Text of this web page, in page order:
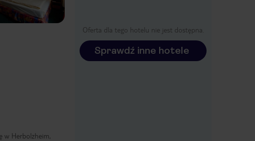
Oferta dla tego hotelu nie jest dostępna.
Sprawdź inne hotele
w Herbolzheim,